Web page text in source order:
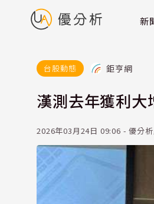
新
台股動態 鉅亨網
漢測去年獲利
2026年03月24日 09:06 - 優分